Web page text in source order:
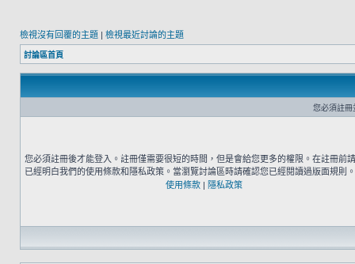
檢視沒有回覆的主題 | 檢視最近討論的主題
討論區首頁
您必須註冊
您必須註冊後才能登入。註冊僅需要很短的時間，但是會給您更多的權限。在註冊前
已經明白我們的使用條款和隱私政策。當瀏覽討論區時請確認您已經閱讀過版面規則。
使用條款 | 隱私政策